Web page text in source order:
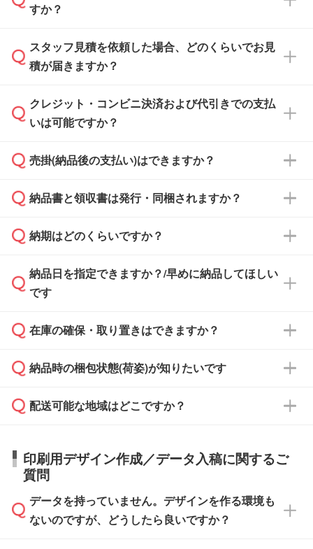
すか？
可能です。見積・注文フォームにて『ゲストの
まま進む』ボタンからお進みのうえ、ご依頼く
スタッフ見積を依頼した場合、どのくらいでお見
積が届きますか？
通常、翌営業日までにお送りしております。混
雑状況によっては、お時間をいただくこともご
依頼いただいた場合は、翌営業日以降のご連絡
クレジット・コンビニ決済および代引きでの支払
いは可能ですか？
銀行振込のみのご対応となります。
売掛(納品後の支払い)はできますか？
基本的には先入金をお願いしておりますが、自
どの場合は、月末締め翌月末払いに対応可能で
また、卒業・卒園記念品で対策委員会や個人様
校や幼稚園・保育園であれば、同様の条件でご
ご希望の際は担当スタッフまでお気軽にご相談
ください。
納品書と領収書は発行・同梱されますか？
納品書・領収書は ご依頼をいただいた場合の
ず、通常はPDFデータをメール添付でお送りし
ます。
たは注文フォームの『ご注文に関する備考欄』
納期はどのくらいですか？
・印刷する場合(500個程度)
ご入金、イメージ画像の校了から約2週間～2
ご入金確認後、1～2営業日で出荷いたしま
タッフまでお問い合わせください。
ル」に注文予定日をご入力いただくと、おおよ
その締切日や出荷目安をご確認いただけます。
納品日を指定できますか？/早めに納品してほしい
です
ご希望の納期がある場合は、お問い合わせ・お
い。
応が可能かご案内いたします。
す。>>対象商品はこちら
※最短出荷日は商品によって異なります。各商
品ページにてご確認ください
在庫の確保・取り置きはできますか？
ご入金確認後に在庫を確保し、注文確定のご連
はできかねますので予めご了承ください。
納品時の梱包状態(荷姿)が知りたいです
商品によって異なります。各ページにある商品
す。(白箱、化粧箱、ブリスターパックなど)
【袋入り】 商品がひとつずつ袋に入っていま
す。(透明袋、デザイン袋など)
【個包装なし】 個包装がされていない状態で
配送可能な地域はどこですか？
直接納品は行っておりませんので予めご了承く
ださい。
印刷用デザイン作成／データ入稿に関するご
質問
データを持っていません。デザインを作る環境も
ないのですが、どうしたら良いですか？